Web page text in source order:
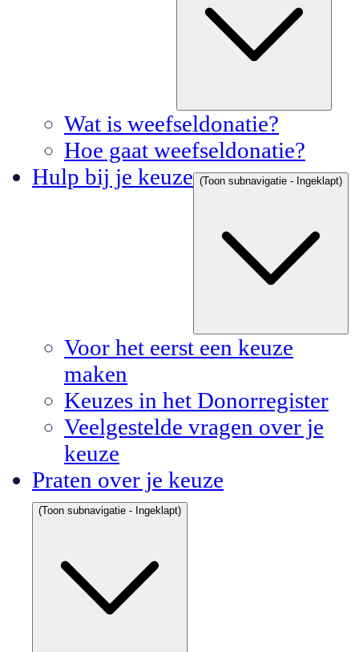
Wat is weefseldonatie?
Hoe gaat weefseldonatie?
Hulp bij je keuze (Toon subnavigatie - Ingeklapt)
Voor het eerst een keuze
maken
Keuzes in het Donorregister
Veelgestelde vragen over je
keuze
Praten over je keuze
(Toon subnavigatie - Ingeklapt)